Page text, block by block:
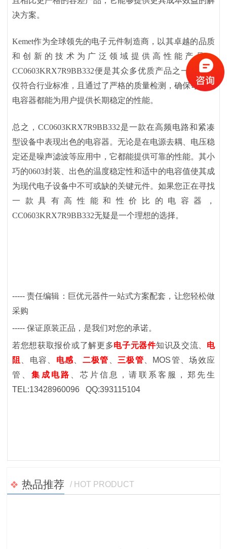
决方案。
Kemet作为全球领先的电子元件制造商，以其卓越的品质
和创新的技术为广泛领域提供高性能产品。
CC0603KRX7R9BB332便是其众多优质产品之一，它不
仅符合行业标准，且通过了严格的质量检测，确保每一颗
电容器都能为用户提供长期稳定的性能。
总之， CC0603KRX7R9BB332是一款在高频电路和紧凑
型设备中表现出色的电容器。无论是在电源去耦、电压稳
定还是噪声滤波等应用中，它都能提供可靠的性能。其小
巧的0603封装、出色的温度稳定性和适中的电容值使其成
为现代电子设备中不可或缺的关键元件。如果您正在寻找
一款具有高性能和性价比的电容器，
CC0603KRX7R9BB332无疑是一个理想的选择。
-----责任编辑：巨优元器件一站式方案配套，让您轻松做
采购
----- 保证原装正品，是我们对您的承诺。
若您想获取报价或了解更多电子元器件知识及交流、 电
阻
、电容、 电感 二极管 三极管 MOS管、场效应
管
、集成电路 、芯片信息，请联系客服
，郑先生
TEL:13428960096 QQ:393115104
热品推荐 / HOT PRODUCT